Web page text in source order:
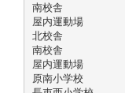
南校舎
屋内運動場
北校舎
南校舎
屋内運動場
原南小学校